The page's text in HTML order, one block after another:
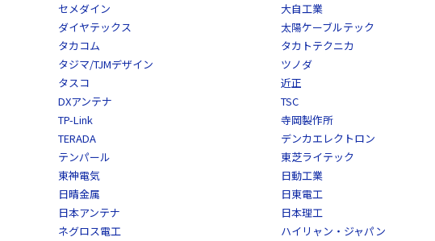
セメダイン
大自工業
ダイヤテックス
太陽ケーブルテック
タカコム
タカトテクニカ
タジマ/TJMデザイン
ツノダ
タスコ
近正
DXアンテナ
TSC
TP-Link
寺岡製作所
TERADA
デンカエレクトロン
テンパール
東芝ライテック
東神電気
日動工業
日晴金属
日東電工
日本アンテナ
日本理工
ネグロス電工
ハイリャン・ジャパン